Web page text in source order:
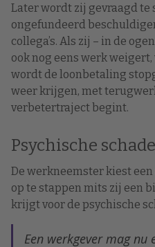
Later wordt zij gevraagd te
ongefundeerd
collega’s. Als zij – in de
ook nog eens werk
wordt de loonbetaling
weer krijgen, met
verbetertraject begint.
Psychische schade
De werkneemster kiest
op te stappen mits zij een
krijgt voor de psychische
Een werkgever mag